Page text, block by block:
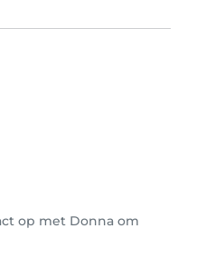
op met Donna om